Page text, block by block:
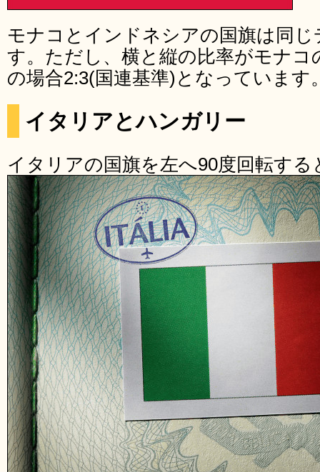
モナコとインドネシアの国旗は同
す。ただし、横と縦の比率がモナコ
の場合2:3(国連基準)となっています
イタリアとハンガリー
イタリアの国旗を左へ90度回転す